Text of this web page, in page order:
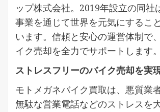
ップ株式会社。2019年設立の同社
事業を通じて世界を元気にするこ
います。信頼と安心の運営体制で
イク売却を全力でサポートします。
ストレスフリーのバイク売却を実
モトメガネバイク買取は、悪質業
無駄な営業電話などのストレスを